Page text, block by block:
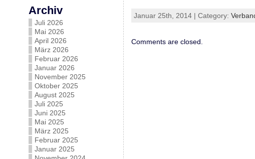
Archiv
Juli 2026
Mai 2026
April 2026
März 2026
Februar 2026
Januar 2026
November 2025
Oktober 2025
August 2025
Juli 2025
Juni 2025
Mai 2025
März 2025
Februar 2025
Januar 2025
Januar 25th, 2014 | Category:
Comments are closed.